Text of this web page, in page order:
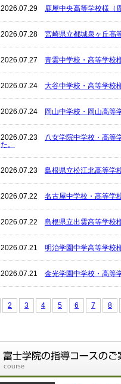
2026.07.29 鹿屋中央高等学校様（
2026.07.28 宮崎県立都城泉ヶ丘高
2026.07.27 青雲中学校・高等学校
2026.07.24 大谷中学校・高等学校
2026.07.24 岡山中学校・岡山高等
2026.07.23 八女学院中学校・高等
た。
2026.07.23 島根県立松江北高等学
2026.07.22 名古屋中学校・高等学
2026.07.22 島根県立出雲高等学校
2026.07.21 明治学園中学高等学校
2026.07.21 金光学園中学校・高等
2 3 4 5 6 7 8